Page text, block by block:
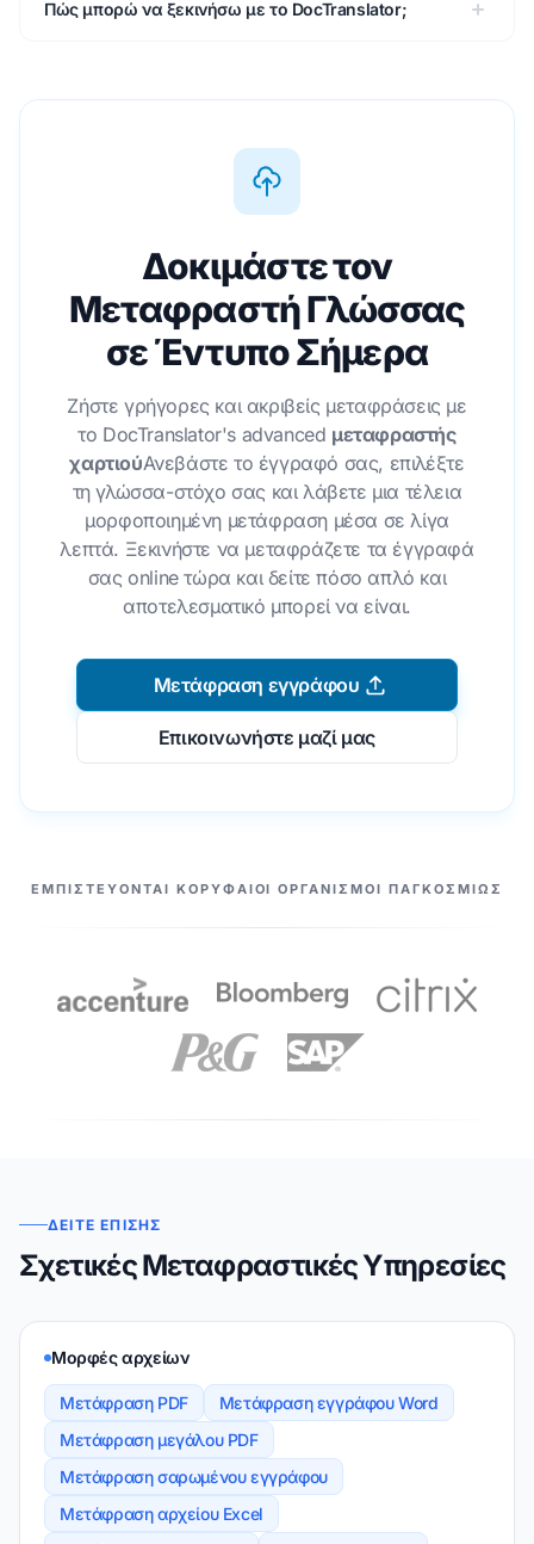
Πώς μπορώ να ξεκινήσω με το DocTranslator;
Δοκιμάστε τον
Μεταφραστή Γλώσσας
σε Έντυπο Σήμερα
Ζήστε γρήγορες και ακριβείς μεταφράσεις με
το DocTranslator's advanced μεταφραστής
χαρτιούΑνεβάστε το έγγραφό σας, επιλέξτε
τη γλώσσα-στόχο σας και λάβετε μια τέλεια
μορφοποιημένη μετάφραση μέσα σε λίγα
λεπτά. Ξεκινήστε να μεταφράζετε τα έγγραφά
σας online τώρα και δείτε πόσο απλό και
αποτελεσματικό μπορεί να είναι.
Μετάφραση εγγράφου
Επικοινωνήστε μαζί μας
ΟΙ ΣΥΝΕΡΓΆΤΕΣ ΜΑΣ
ΕΜΠΙΣΤΕΎΟΝΤΑΙ ΚΟΡΥΦΑΊΟΙ ΟΡΓΑΝΙΣΜΟΊ ΠΑΓΚΟΣΜΊΩΣ
ΔΕΊΤΕ ΕΠΊΣΗΣ
Σχετικές Μεταφραστικές Υπηρεσίες
Μορφές αρχείων
Μετάφραση PDF
Μετάφραση εγγράφου Word
Μετάφραση μεγάλου PDF
Μετάφραση σαρωμένου εγγράφου
Μετάφραση αρχείου Excel